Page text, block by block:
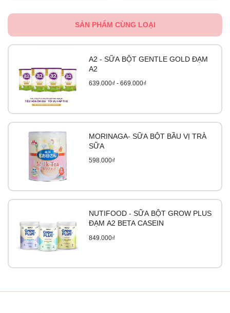
SẢN PHẨM CÙNG LOẠI
A2 - SỮA BỘT GENTLE GOLD ĐẠM
A2
639.000₫ - 669.000₫
MORINAGA- SỮA BỘT BẦU VỊ TRÀ
SỮA
598.000₫
NUTIFOOD - SỮA BỘT GROW PLUS
ĐẠM A2 BETA CASEIN
849.000₫